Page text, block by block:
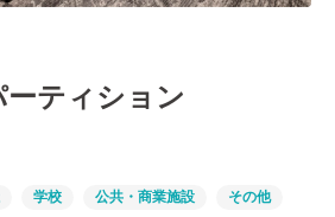
ティション
学校 公共・商業施設 その他